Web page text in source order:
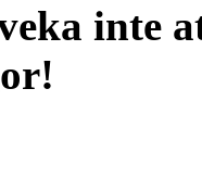
inte